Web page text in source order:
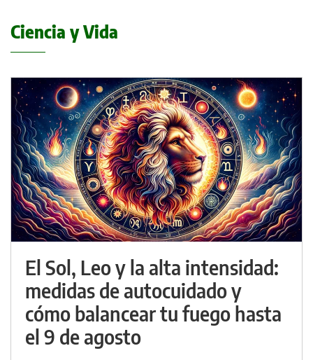
Ciencia y Vida
El Sol, Leo y la alta intensidad:
medidas de autocuidado y
cómo balancear tu fuego hasta
el 9 de agosto